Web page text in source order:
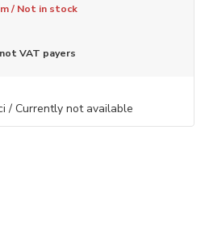
/ Not in stock
VAT payers
/ Currently not available